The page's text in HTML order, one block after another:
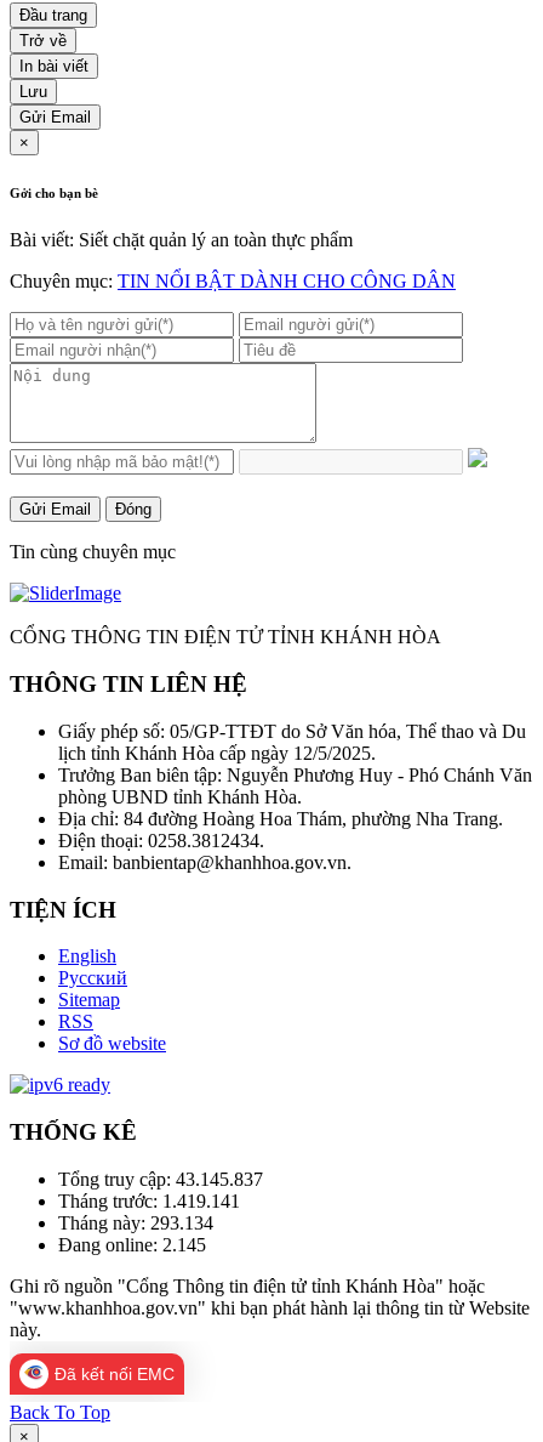
Đầu trang
Trở về
In bài viết
Lưu
Gửi Email
×
Gởi cho bạn bè
Bài viết: Siết chặt quản lý an toàn thực phẩm
Chuyên mục: TIN NỔI BẬT DÀNH CHO CÔNG DÂN
Gửi Email Đóng
Tin cùng chuyên mục
CỔNG THÔNG TIN ĐIỆN TỬ TỈNH KHÁNH HÒA
THÔNG TIN LIÊN HỆ
Giấy phép số: 05/GP-TTĐT do Sở Văn hóa, Thể thao và Du
lịch tỉnh Khánh Hòa cấp ngày 12/5/2025.
Trưởng Ban biên tập: Nguyễn Phương Huy - Phó Chánh Văn
phòng UBND tỉnh Khánh Hòa.
Địa chỉ: 84 đường Hoàng Hoa Thám, phường Nha Trang.
Điện thoại: 0258.3812434.
Email: banbientap@khanhhoa.gov.vn.
TIỆN ÍCH
English
Русский
Sitemap
RSS
Sơ đồ website
THỐNG KÊ
Tổng truy cập: 43.145.837
Tháng trước: 1.419.141
Tháng này: 293.134
Đang online: 2.145
Ghi rõ nguồn "Cổng Thông tin điện tử tỉnh Khánh Hòa" hoặc
"www.khanhhoa.gov.vn" khi bạn phát hành lại thông tin từ Website
này.
Đã kết nối EMC
Back To Top
×